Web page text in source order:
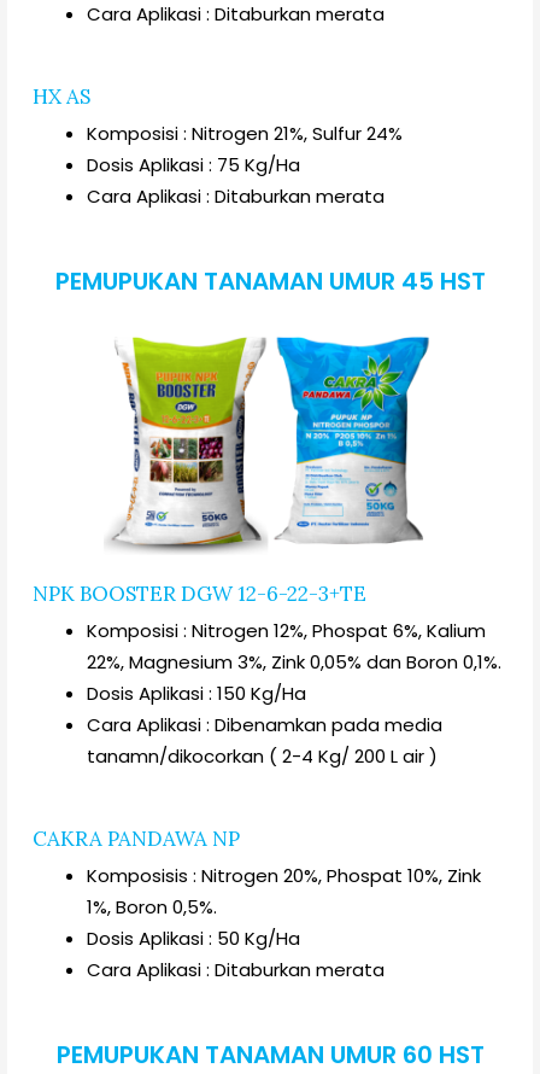
Cara Aplikasi : Ditaburkan merata
HX AS
Komposisi : Nitrogen 21%, Sulfur 24%
Dosis Aplikasi : 75 Kg/Ha
Cara Aplikasi : Ditaburkan merata
PEMUPUKAN TANAMAN UMUR 45 HST
NPK BOOSTER DGW 12-6-22-3+TE
Komposisi : Nitrogen 12%, Phospat 6%, Kalium
22%, Magnesium 3%, Zink 0,05% dan Boron 0,1%.
Dosis Aplikasi : 150 Kg/Ha
Cara Aplikasi : Dibenamkan pada media
tanamn/dikocorkan ( 2-4 Kg/ 200 L air )
CAKRA PANDAWA NP
Komposisis : Nitrogen 20%, Phospat 10%, Zink
1%, Boron 0,5%.
Dosis Aplikasi : 50 Kg/Ha
Cara Aplikasi : Ditaburkan merata
PEMUPUKAN TANAMAN UMUR 60 HST